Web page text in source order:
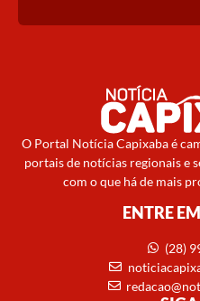
O Portal Notícia Capixaba é
portais de notícias regionais e
com o que há de mais
ENTRE
(28)